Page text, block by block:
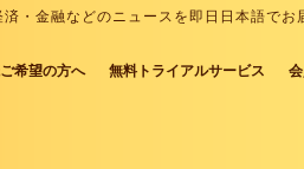
・金融などのニュースを即日日本語でお
希望の方へ 無料トライアルサービス